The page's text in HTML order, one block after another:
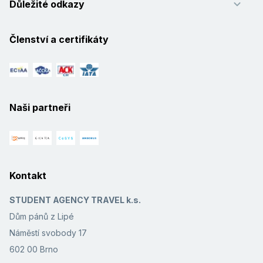
Důležité odkazy
Členství a certifikáty
Naši partneři
Kontakt
STUDENT AGENCY TRAVEL k.s.
Dům pánů z Lipé
Náměstí svobody 17
602 00 Brno